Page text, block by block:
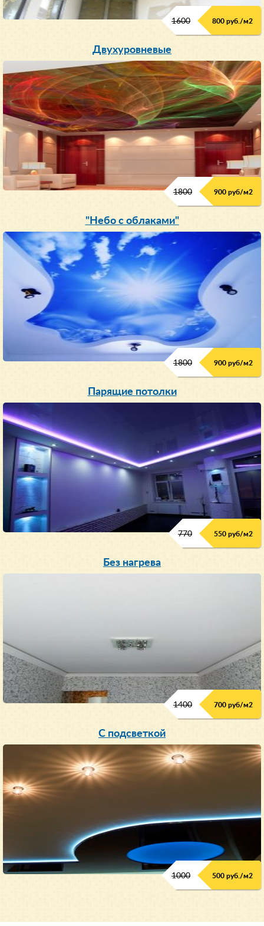
1600 800 руб./м2
Двухуровневые
1800 900 руб/м2
"Небо с облаками"
1800 900 руб/м2
Парящие потолки
770 550 руб/м2
Без нагрева
1400 700 руб/м2
С подсветкой
1000 500 руб./м2